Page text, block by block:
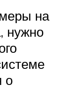
на
нужно
о